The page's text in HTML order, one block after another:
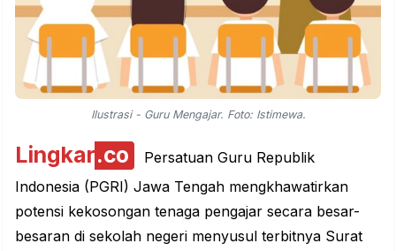
Ilustrasi - Guru Mengajar. Foto: Istimewa.
Lingkar.co
Persatuan Guru Republik
Indonesia (PGRI) Jawa Tengah mengkhawatirkan
potensi kekosongan tenaga pengajar secara besar-
besaran di sekolah negeri menyusul terbitnya Surat